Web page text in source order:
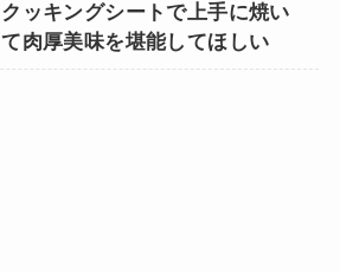
クッキングシートで上手に焼い
て肉厚美味を堪能してほしい